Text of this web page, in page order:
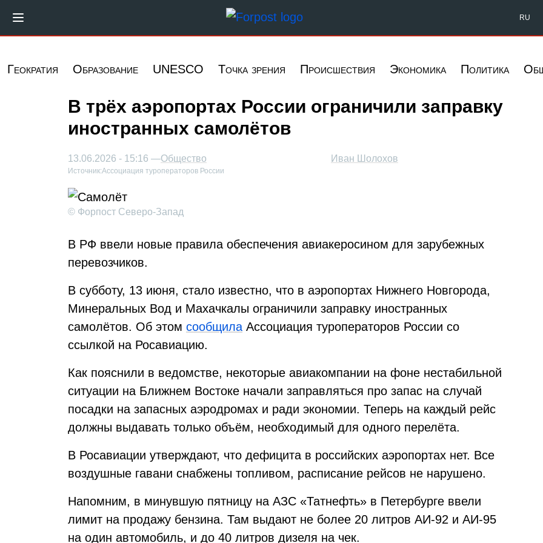
Форпост Северо-Запад RU
Геократия Образование UNESCO Точка зрения Происшествия Экономика Политика
В трёх аэропортах России ограничили заправку
иностранных самолётов
Иван Шолохов
13.06.2026 - 15:16 —Общество
Источник:Ассоциация туроператоров России
© Форпост Северо-Запад
В РФ ввели новые правила обеспечения авиакеросином для зарубежных
перевозчиков.
В субботу, 13 июня, стало известно, что в аэропортах Нижнего Новгорода,
Минеральных Вод и Махачкалы ограничили заправку иностранных
самолётов. Об этом сообщила Ассоциация туроператоров России со
ссылкой на Росавиацию.
Как пояснили в ведомстве, некоторые авиакомпании на фоне нестабильной
ситуации на Ближнем Востоке начали заправляться про запас на случай
посадки на запасных аэродромах и ради экономии. Теперь на каждый рейс
должны выдавать только объём, необходимый для одного перелёта.
В Росавиации утверждают, что дефицита в российских аэропортах нет. Все
воздушные гавани снабжены топливом, расписание рейсов не нарушено.
Напомним, в минувшую пятницу на АЗС «Татнефть» в Петербурге ввели
лимит на продажу бензина. Там выдают не более 20 литров АИ-92 и АИ-95
на один автомобиль, и до 40 литров дизеля на чек.